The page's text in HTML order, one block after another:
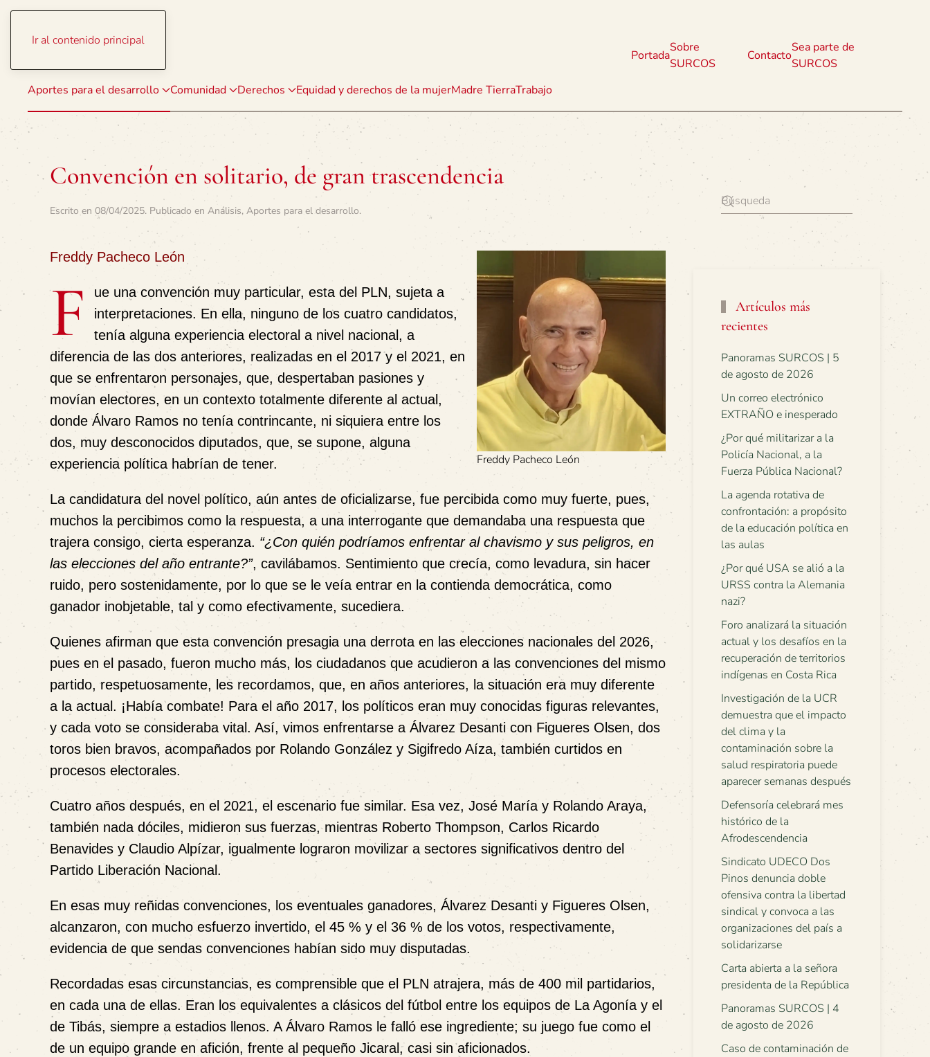
Ir al contenido principal
Aportes para el desarrollo Comunidad Derechos Equidad y derechos de la mujerMadre TierraTrabajo
Portada
Sobre
SURCOS
Contacto
Sea parte de
SURCOS
Convención en solitario, de gran trascendencia
Escrito en 08/04/2025. Publicado en Análisis, Aportes para el desarrollo.
Freddy Pacheco León
Freddy Pacheco León
F
ue una convención muy particular, esta del PLN, sujeta a
interpretaciones. En ella, ninguno de los cuatro candidatos,
tenía alguna experiencia electoral a nivel nacional, a
diferencia de las dos anteriores, realizadas en el 2017 y el 2021, en
que se enfrentaron personajes, que, despertaban pasiones y
movían electores, en un contexto totalmente diferente al actual,
donde Álvaro Ramos no tenía contrincante, ni siquiera entre los
dos, muy desconocidos diputados, que, se supone, alguna
experiencia política habrían de tener.
La candidatura del novel político, aún antes de oficializarse, fue percibida como muy fuerte, pues,
muchos la percibimos como la respuesta, a una interrogante que demandaba una respuesta que
trajera consigo, cierta esperanza. “¿Con quién podríamos enfrentar al chavismo y sus peligros, en
las elecciones del año entrante?”, cavilábamos. Sentimiento que crecía, como levadura, sin hacer
ruido, pero sostenidamente, por lo que se le veía entrar en la contienda democrática, como
ganador inobjetable, tal y como efectivamente, sucediera.
Quienes afirman que esta convención presagia una derrota en las elecciones nacionales del 2026,
pues en el pasado, fueron mucho más, los ciudadanos que acudieron a las convenciones del mismo
partido, respetuosamente, les recordamos, que, en años anteriores, la situación era muy diferente
a la actual. ¡Había combate! Para el año 2017, los políticos eran muy conocidas figuras relevantes,
y cada voto se consideraba vital. Así, vimos enfrentarse a Álvarez Desanti con Figueres Olsen, dos
toros bien bravos, acompañados por Rolando González y Sigifredo Aíza, también curtidos en
procesos electorales.
Cuatro años después, en el 2021, el escenario fue similar. Esa vez, José María y Rolando Araya,
también nada dóciles, midieron sus fuerzas, mientras Roberto Thompson, Carlos Ricardo
Benavides y Claudio Alpízar, igualmente lograron movilizar a sectores significativos dentro del
Partido Liberación Nacional.
En esas muy reñidas convenciones, los eventuales ganadores, Álvarez Desanti y Figueres Olsen,
alcanzaron, con mucho esfuerzo invertido, el 45 % y el 36 % de los votos, respectivamente,
evidencia de que sendas convenciones habían sido muy disputadas.
Recordadas esas circunstancias, es comprensible que el PLN atrajera, más de 400 mil partidarios,
en cada una de ellas. Eran los equivalentes a clásicos del fútbol entre los equipos de La Agonía y el
de Tibás, siempre a estadios llenos. A Álvaro Ramos le falló ese ingrediente; su juego fue como el
de un equipo grande en afición, frente al pequeño Jicaral, casi sin aficionados.
Artículos más
recientes
Panoramas SURCOS | 5
de agosto de 2026
Un correo electrónico
EXTRAÑO e inesperado
¿Por qué militarizar a la
Policía Nacional, a la
Fuerza Pública Nacional?
La agenda rotativa de
confrontación: a propósito
de la educación política en
las aulas
¿Por qué USA se alió a la
URSS contra la Alemania
nazi?
Foro analizará la situación
actual y los desafíos en la
recuperación de territorios
indígenas en Costa Rica
Investigación de la UCR
demuestra que el impacto
del clima y la
contaminación sobre la
salud respiratoria puede
aparecer semanas después
Defensoría celebrará mes
histórico de la
Afrodescendencia
Sindicato UDECO Dos
Pinos denuncia doble
ofensiva contra la libertad
sindical y convoca a las
organizaciones del país a
solidarizarse
Carta abierta a la señora
presidenta de la República
Panoramas SURCOS | 4
de agosto de 2026
Caso de contaminación de